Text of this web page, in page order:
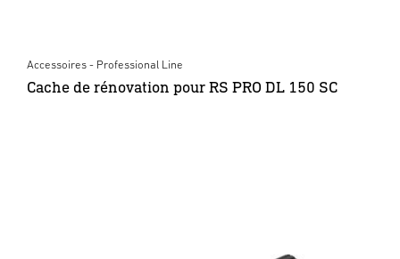
Accessoires - Professional Line
Cache de rénovation pour RS PRO DL 150 SC